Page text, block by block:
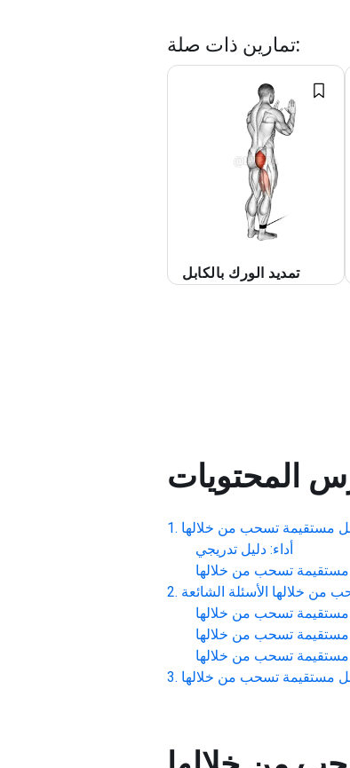
تمارين ذات صلة:
تمديد الورك بالكابل
المحتويات
مستقيمة تسحب من خلالها
أداء: دليل تدريجي
مستقيمة تسحب من خلالها
من خلالها الأسئلة الشائعة
مستقيمة تسحب من خلالها
مستقيمة تسحب من خلالها
مستقيمة تسحب من خلالها
مستقيمة تسحب من خلالها